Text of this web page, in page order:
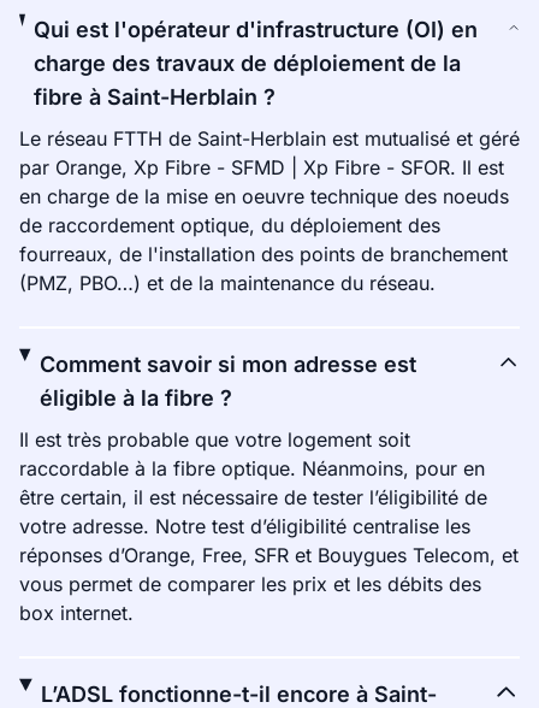
Qui est l'opérateur d'infrastructure (OI) en
charge des travaux de déploiement de la
fibre à Saint-Herblain ?
Le réseau FTTH de Saint-Herblain est mutualisé et géré
par Orange, Xp Fibre - SFMD | Xp Fibre - SFOR. Il est
en charge de la mise en oeuvre technique des noeuds
de raccordement optique, du déploiement des
fourreaux, de l'installation des points de branchement
(PMZ, PBO…) et de la maintenance du réseau.
Comment savoir si mon adresse est
éligible à la fibre ?
Il est très probable que votre logement soit
raccordable à la fibre optique. Néanmoins, pour en
être certain, il est nécessaire de tester l’éligibilité de
votre adresse. Notre test d’éligibilité centralise les
réponses d’Orange, Free, SFR et Bouygues Telecom, et
vous permet de comparer les prix et les débits des
box internet.
L’ADSL fonctionne-t-il encore à Saint-